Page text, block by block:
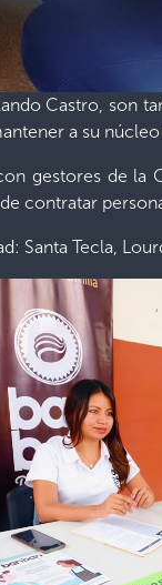
Castro, son
a su
gestores de la
contratar
Santa Tecla,